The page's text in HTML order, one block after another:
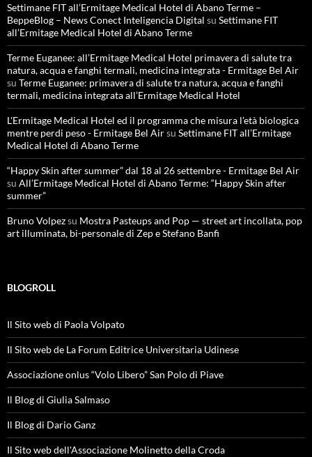
Settimane FIT all’Ermitage Medical Hotel di Abano Terme –
BeppeBlog – News Conect Inteligencia Digital su Settimane FIT
all’Ermitage Medical Hotel di Abano Terme
Terme Euganee: all’Ermitage Medical Hotel primavera di salute tra
natura, acqua e fanghi termali, medicina integrata - Ermitage Bel Air
su Terme Euganee: primavera di salute tra natura, acqua e fanghi
termali, medicina integrata all’Ermitage Medical Hotel
L'Ermitage Medical Hotel ed il programma che misura l’età biologica
mentre perdi peso - Ermitage Bel Airsu Settimane FIT all’Ermitage
Medical Hotel di Abano Terme
“Happy Skin after summer” dal 18 al 26 settembre - Ermitage Bel Air
su All’Ermitage Medical Hotel di Abano Terme: “Happy Skin after
summer”
Bruno Volpezsu Mostra Pasteups and Pop — street art incollata, pop
art illuminata, bi-personale di Zep e Stefano Banfi
BLOGROLL
Il Sito web di Paola Volpato
Il Sito web de La Forum Editrice Universitaria Udinese
Associazione onlus “Volo Libero” San Polo di Piave
Il Blog di Giulia Salmaso
Il Blog di Dario Ganz
Il Sito web dell'Associazione Molinetto della Croda